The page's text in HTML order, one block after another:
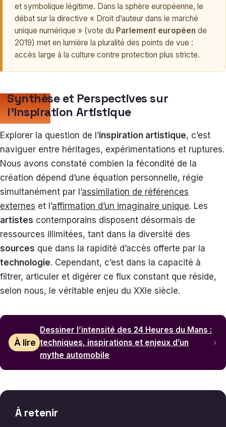
et symbolique légitime. Dans la sphère européenne, le
débat sur la directive « Droit d’auteur dans le marché
unique numérique » (vote du Parlement européen de
2019) met en lumière la pluralité des points de vue :
accès large à la culture contre protection plus stricte.
Synthèse et Perspectives sur
l’Inspiration Artistique
Explorer la question de l’inspiration artistique, c’est
naviguer entre héritages, expérimentations et ruptures.
Nous avons constaté combien la fécondité de la
création dépend d’une équation personnelle, régie
simultanément par l’assimilation de références
externes et l’affirmation d’un imaginaire unique. Les
artistes contemporains disposent désormais de
ressources illimitées, tant dans la diversité des
sources que dans la rapidité d’accès offerte par la
technologie. Cependant, c’est dans la capacité à
filtrer, articuler et digérer ce flux constant que réside,
selon nous, le véritable enjeu du XXIe siècle.
À lire
Dessiner l’intensité des 24 Heures du Mans :
techniques, inspirations et enjeux d’un
mythe automobile
À retenir